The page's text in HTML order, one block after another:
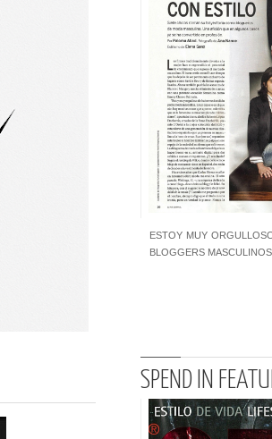
ESTOY MUY
BLOGGERS
SPEND IN